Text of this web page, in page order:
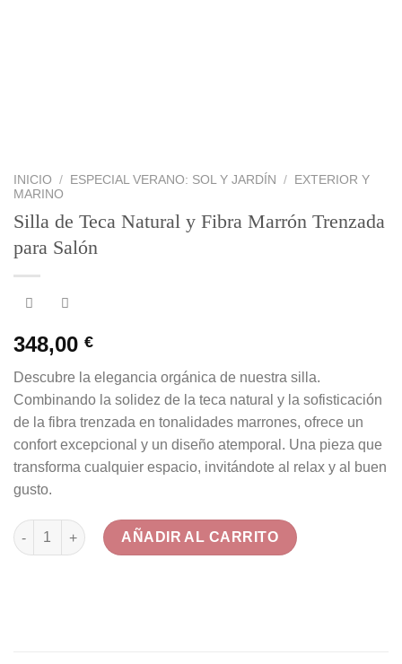
INICIO / ESPECIAL VERANO: SOL Y JARDÍN /
EXTERIOR Y
MARINO
Silla de Teca Natural y Fibra Marrón Trenzada
para Salón
348,00 €
Descubre la elegancia orgánica de nuestra silla.
Combinando la solidez de la teca natural y la sofisticación
de la fibra trenzada en tonalidades marrones, ofrece un
confort excepcional y un diseño atemporal. Una pieza que
transforma cualquier espacio, invitándote al relax y al buen
gusto.
Silla de Teca Natural y Fibra Marrón Trenzada para Salón
AÑADIR AL CARRITO